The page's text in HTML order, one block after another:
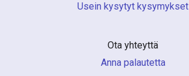
Usein kysytyt kysymykset
Ota yhteyttä
Anna palautetta